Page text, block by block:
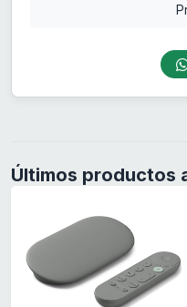
Últimos productos